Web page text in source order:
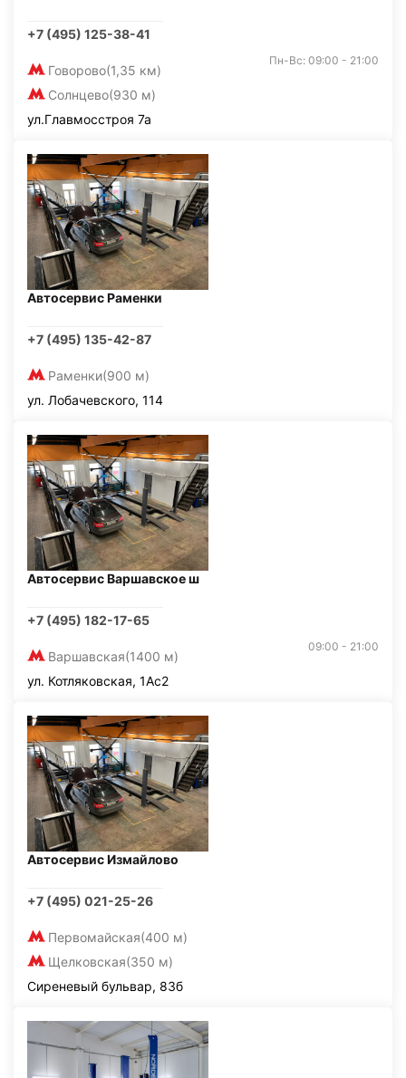
+7 (495) 125-38-41
Говорово(1,35 км)
Солнцево(930 м)
Пн-Вс: 09:00 - 21:00
ул.Главмосстроя 7а
Автосервис Раменки
+7 (495) 135-42-87
Раменки(900 м)
ул. Лобачевского, 114
Автосервис Варшавское ш
+7 (495) 182-17-65
Варшавская(1400 м)
09:00 - 21:00
ул. Котляковская, 1Ас2
Автосервис Измайлово
+7 (495) 021-25-26
Первомайская(400 м)
Щелковская(350 м)
Сиреневый бульвар, 83б